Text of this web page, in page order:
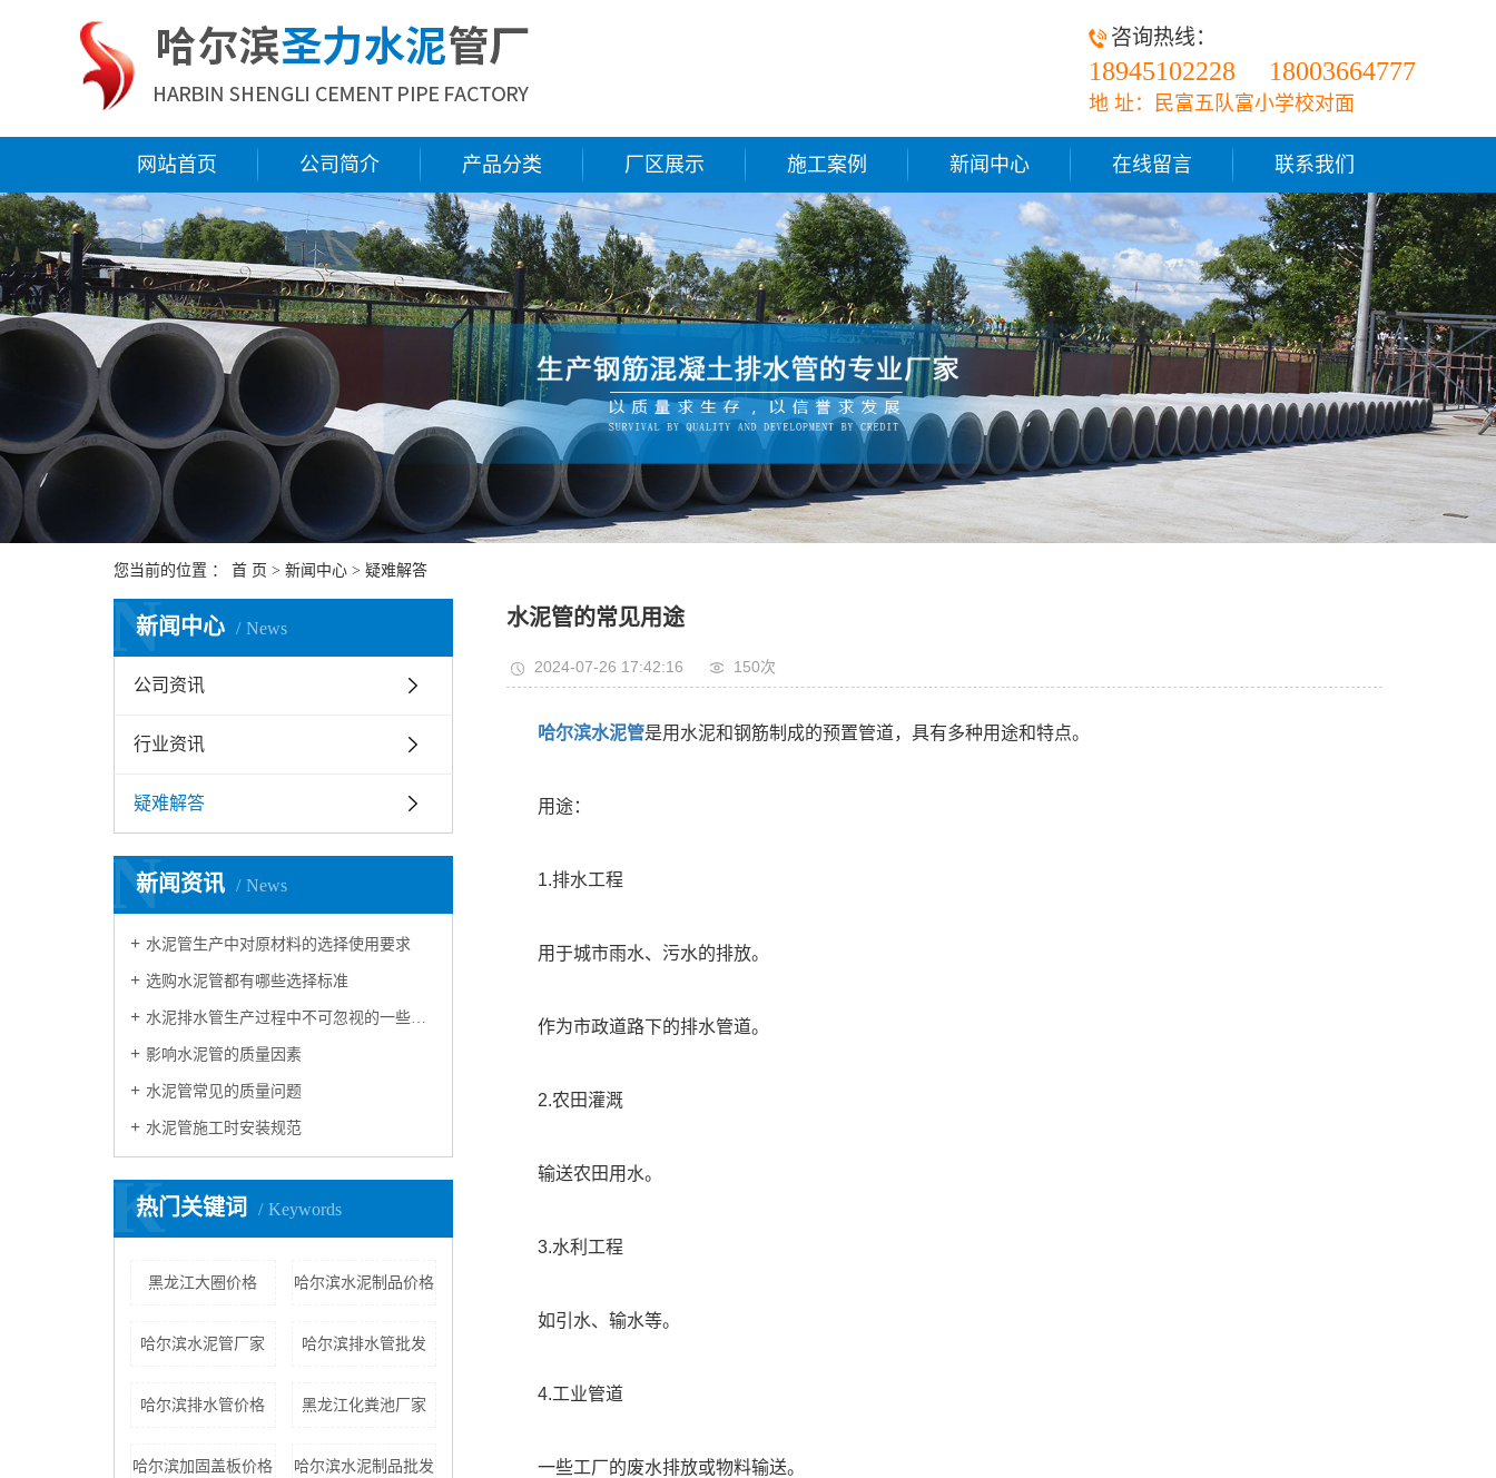
咨询热线：
18945102228 18003664777
地 址：民富五队富小学校对面
网站首页 公司简介 产品分类 厂区展示 施工案例 新闻中心 在线留言 联系我们
您当前的位置 ： 首 页 > 新闻中心 > 疑难解答
新闻中心 News
N
公司资讯
行业资讯
疑难解答
新闻资讯 News
N
水泥管生产中对原材料的选择使用要求
选购水泥管都有哪些选择标准
水泥排水管生产过程中不可忽视的一些问题
影响水泥管的质量因素
水泥管常见的质量问题
水泥管施工时安装规范
热门关键词 Keywords
K
黑龙江大圈价格 哈尔滨水泥制品价格
哈尔滨水泥管厂家 哈尔滨排水管批发
哈尔滨排水管价格 黑龙江化粪池厂家
哈尔滨加固盖板价格 哈尔滨水泥制品批发
水泥管的常见用途
2024-07-26 17:42:16 150次
哈尔滨水泥管是用水泥和钢筋制成的预置管道，具有多种用途和特点。
用途：
1.排水工程
用于城市雨水、污水的排放。
作为市政道路下的排水管道。
2.农田灌溉
输送农田用水。
3.水利工程
如引水、输水等。
4.工业管道
一些工厂的废水排放或物料输送。